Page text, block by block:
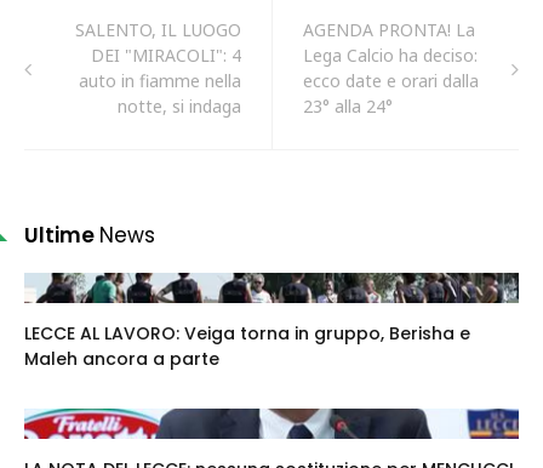
SALENTO, IL LUOGO
DEI "MIRACOLI": 4
auto in fiamme nella
notte, si indaga
AGENDA PRONTA! La
Lega Calcio ha deciso:
ecco date e orari dalla
23° alla 24°
Ultime News
LECCE AL LAVORO: Veiga torna in gruppo, Berisha e
Maleh ancora a parte